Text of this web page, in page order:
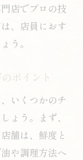
店でプロの技
、店員におす
う。
ポイント
いくつかのチ
ょう。まず、
舗は、鮮度と
や調理方法へ